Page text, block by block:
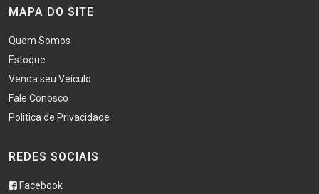
MAPA DO SITE
Quem Somos
Estoque
Venda seu Veículo
Fale Conosco
Politica de Privacidade
REDES SOCIAIS
Facebook